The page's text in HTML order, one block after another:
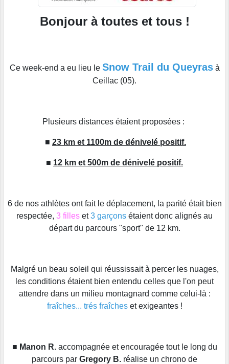
Bonjour à toutes et tous !
Ce week-end a eu lieu le Snow Trail du Queyrasà
Ceillac (05).
Plusieurs distances étaient proposées :
■ 23 km et 1100m de dénivelé positif.
■ 12 km et 500m de dénivelé positif.
6 de nos athlètes ont fait le déplacement, la parité était bien
respectée, 3 filles et3 garçons étaient donc alignés au
départ du parcours "sport" de 12 km.
Malgré un beau soleil qui réussissait à percer les nuages,
les conditions étaient bien entendu celles que l'on peut
attendre dans un milieu montagnard comme celui-là :
fraîches... trés fraîcheset exigeantes !
■ Manon R.accompagnée et encouragée tout le long du
parcours par Gregory B. réalise un chrono de